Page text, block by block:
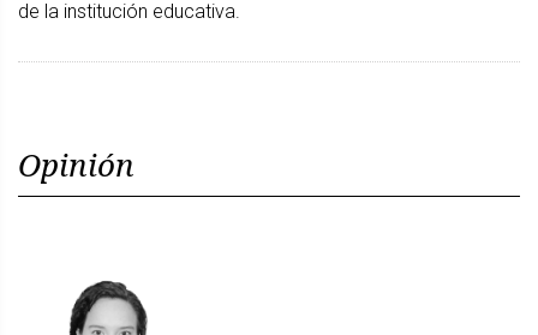
de la institución educativa.
Opinión